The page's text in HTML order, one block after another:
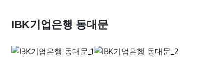
IBK기업은행 동대문